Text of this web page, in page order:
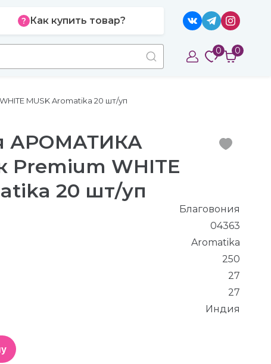
Как купить товар?
0 0
MUSK Aromatika 20 шт/уп
АРОМАТИКА
Premium WHITE
20 шт/уп
Благовония
04363
Aromatika
250
27
27
Индия